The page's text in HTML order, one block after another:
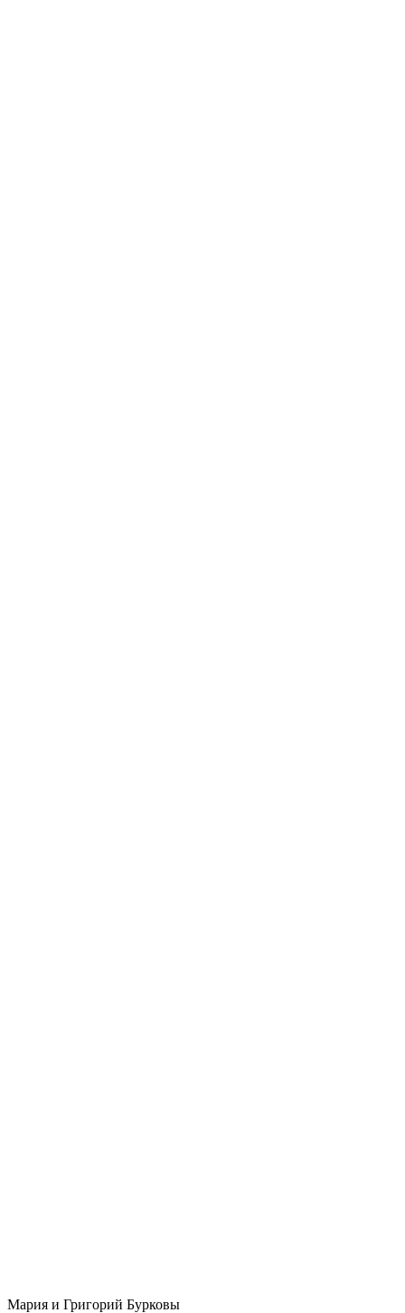
Мария и Григорий Бурковы